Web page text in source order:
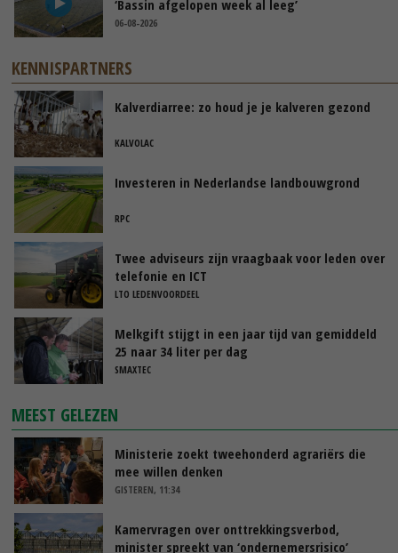
‘Bassin afgelopen week al leeg’
06-08-2026
KENNISPARTNERS
Kalverdiarree: zo houd je je kalveren gezond
KALVOLAC
Investeren in Nederlandse landbouwgrond
RPC
Twee adviseurs zijn vraagbaak voor leden over
telefonie en ICT
LTO LEDENVOORDEEL
Melkgift stijgt in een jaar tijd van gemiddeld
25 naar 34 liter per dag
SMAXTEC
MEEST GELEZEN
Ministerie zoekt tweehonderd agrariërs die
mee willen denken
GISTEREN, 11:34
Kamervragen over onttrekkingsverbod,
minister spreekt van ‘ondernemersrisico’